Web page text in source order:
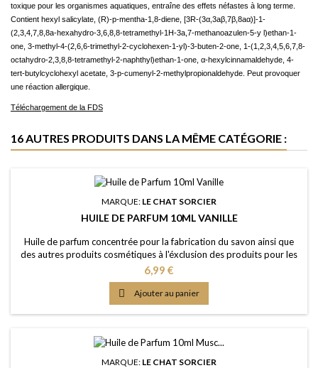
toxique pour les organismes aquatiques, entraîne des effets néfastes à long terme.
Contient hexyl salicylate, (R)-p-mentha-1,8-diene, [3R-(3α,3aβ,7β,8aα)]-1-
(2,3,4,7,8,8a-hexahydro-3,6,8,8-tetramethyl-1H-3a,7-methanoazulen-5-y l)ethan-1-
one, 3-methyl-4-(2,6,6-trimethyl-2-cyclohexen-1-yl)-3-buten-2-one, 1-(1,2,3,4,5,6,7,8-
octahydro-2,3,8,8-tetramethyl-2-naphthyl)ethan-1-one, α-hexylcinnamaldehyde, 4-
tert-butylcyclohexyl acetate, 3-p-cumenyl-2-methylpropionaldehyde. Peut provoquer
une réaction allergique.
Téléchargement de la FDS
16 AUTRES PRODUITS DANS LA MÊME CATÉGORIE :
MARQUE: LE CHAT SORCIER
HUILE DE PARFUM 10ML VANILLE
Huile de parfum concentrée pour la fabrication du savon ainsi que
des autres produits cosmétiques à l'éxclusion des produits pour les
lèvres ou la bouche Caractère: la senteur classique, châleureuse,
confortable Couleur: Sans colorants - couleur naturelle: Presque
incolorée Dosage conseillé: 2% à 5% Certification: Certficat de
conformité IFRA 50e...
Prix
6,99 €
 Ajouter au panier
MARQUE: LE CHAT SORCIER